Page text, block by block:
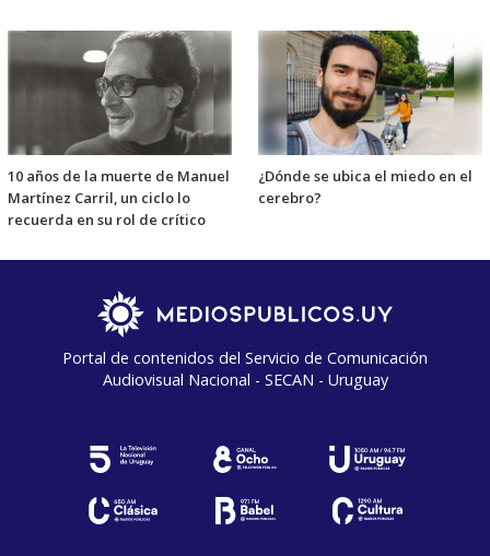
10 años de la muerte de Manuel
Martínez Carril, un ciclo lo
recuerda en su rol de crítico
¿Dónde se ubica el miedo en el
cerebro?
Portal de contenidos del Servicio de Comunicación
Audiovisual Nacional - SECAN - Uruguay